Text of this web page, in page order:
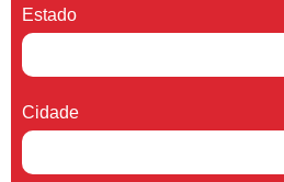
Estado
Cidade